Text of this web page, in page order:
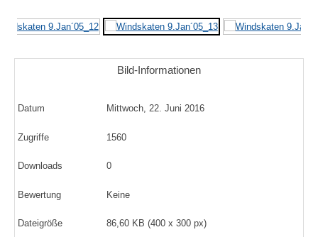
Bild-Informationen
Datum Mittwoch, 22. Juni 2016
Zugriffe 1560
Downloads 0
Bewertung Keine
Dateigröße 86,60 KB (400 x 300 px)